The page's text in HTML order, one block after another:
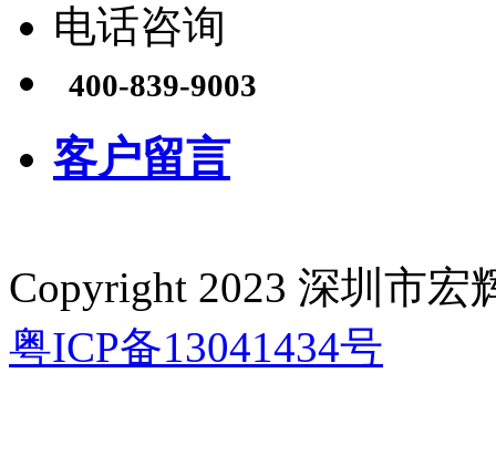
电话咨询
400-839-9003
客户留言
Copyright 2023 深圳市
粤ICP备13041434号